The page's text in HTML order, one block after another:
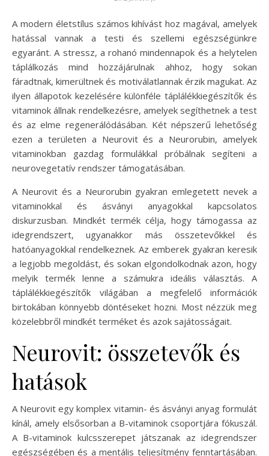
A modern életstílus számos kihívást hoz magával, amelyek
hatással vannak a testi és szellemi egészségünkre
egyaránt. A stressz, a rohanó mindennapok és a helytelen
táplálkozás mind hozzájárulnak ahhoz, hogy sokan
fáradtnak, kimerültnek és motiválatlannak érzik magukat. Az
ilyen állapotok kezelésére különféle táplálékkiegészítők és
vitaminok állnak rendelkezésre, amelyek segíthetnek a test
és az elme regenerálódásában. Két népszerű lehetőség
ezen a területen a Neurovit és a Neurorubin, amelyek
vitaminokban gazdag formulákkal próbálnak segíteni a
neurovegetatív rendszer támogatásában.
A Neurovit és a Neurorubin gyakran emlegetett nevek a
vitaminokkal és ásványi anyagokkal kapcsolatos
diskurzusban. Mindkét termék célja, hogy támogassa az
idegrendszert, ugyanakkor más összetevőkkel és
hatóanyagokkal rendelkeznek. Az emberek gyakran keresik
a legjobb megoldást, és sokan elgondolkodnak azon, hogy
melyik termék lenne a számukra ideális választás. A
táplálékkiegészítők világában a megfelelő információk
birtokában könnyebb döntéseket hozni. Most nézzük meg
közelebbről mindkét terméket és azok sajátosságait.
Neurovit: összetevők és
hatások
A Neurovit egy komplex vitamin- és ásványi anyag formulát
kínál, amely elsősorban a B-vitaminok csoportjára fókuszál.
A B-vitaminok kulcsszerepet játszanak az idegrendszer
egészségében és a mentális teljesítmény fenntartásában.